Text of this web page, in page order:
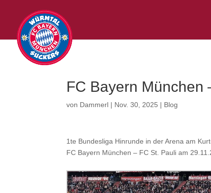
FC Bayern München
von Dammerl | Nov. 30, 2025 | Blog
1te Bundesliga Hinrunde in der Arena am
FC Bayern München – FC St. Pauli am